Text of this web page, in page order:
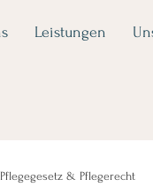
Leistungen
Pflegegesetz & Pflegerecht